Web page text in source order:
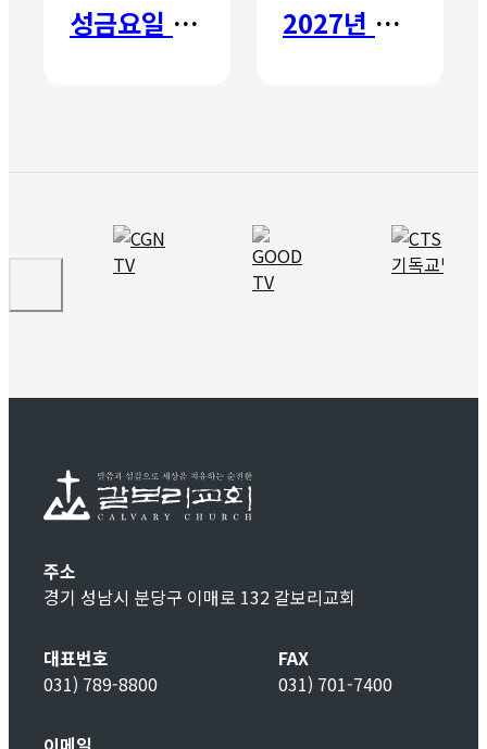
성금요일 칸타타 2027년 갈보리 어학원 유치부 신입생 모집
주소
경기 성남시 분당구 이매로 132 갈보리교회
대표번호
031) 789-8800
FAX
031) 701-7400